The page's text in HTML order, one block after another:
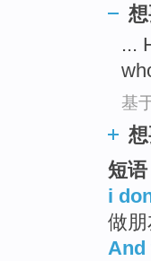
...
基
短语
i
做朋
And